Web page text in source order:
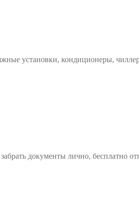
установки, кондиционеры,
документы лично, бесплатно